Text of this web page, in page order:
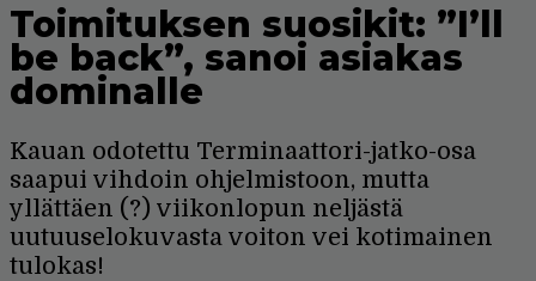
Toimituksen suosikit: ”I’ll
be back”, sanoi asiakas
dominalle
Kauan odotettu Terminaattori-jatko-osa
saapui vihdoin ohjelmistoon, mutta
yllättäen (?) viikonlopun neljästä
uutuuselokuvasta voiton vei kotimainen
tulokas!